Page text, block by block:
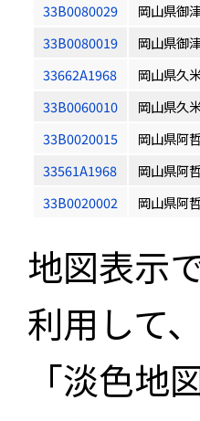
33B0080029
岡山県御
33B0080019
岡山県御
33662A1968
岡山県久
33B0060010
岡山県久
33B0020015
岡山県阿
33561A1968
岡山県阿
33B0020002
岡山県阿
地図表示
利用して
「淡色